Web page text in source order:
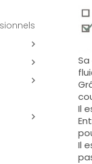




Il
Il